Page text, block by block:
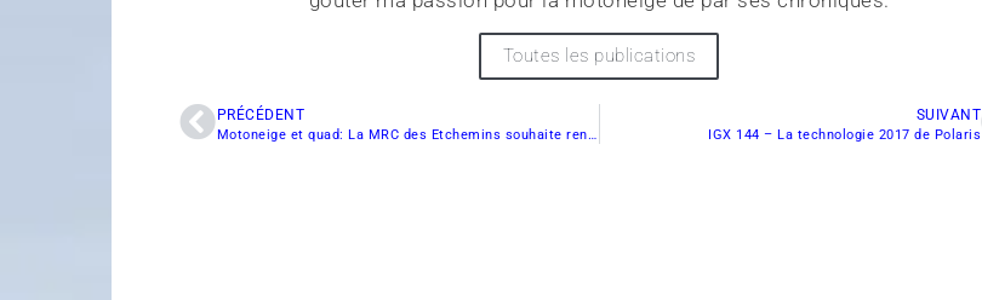
Toutes les publications
PRÉCÉDENT
Motoneige et quad: La MRC des Etchemins souhaite rencontrer le ministère
SUIVANT
IGX 144 – La technologie 2017 de Polaris